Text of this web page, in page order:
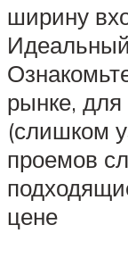
ширину
рынке, для
(слишком
проемов
цене